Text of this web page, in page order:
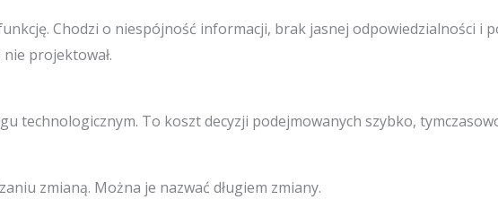
Chodzi o niespójność informacji, brak jasnej odpowiedzialności i
projektował.
technologicznym. To koszt decyzji podejmowanych szybko,
zmianą. Można je nazwać długiem zmiany.